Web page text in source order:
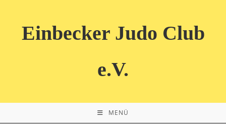
springenEinbecker Judo Club
e.V.
MENÜ